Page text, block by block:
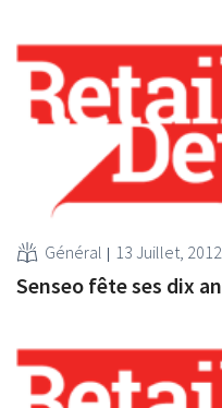
Général 13 Juillet, 2012
Senseo fête ses dix